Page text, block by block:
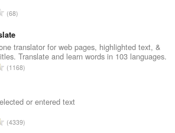
ल
ख्या
:
रे
ग
की
कु
ल
:
68
translator for web pages, highlighted text, &
Translate and learn words in 103 languages.
रे
की
ल
1168
or entered text
रे4339